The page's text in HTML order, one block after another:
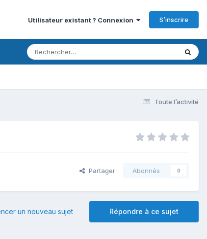
Utilisateur existant ? Connexion S’inscrire
Toute l’activité
Partager Abonnés 0
Répondre à ce sujet
un nouveau sujet